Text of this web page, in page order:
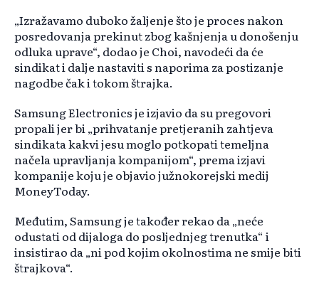
„Izražavamo duboko žaljenje što je proces nakon
posredovanja prekinut zbog kašnjenja u donošenju
odluka uprave“, dodao je Choi, navodeći da će
sindikat i dalje nastaviti s naporima za postizanje
nagodbe čak i tokom štrajka.
Samsung Electronics je izjavio da su pregovori
propali jer bi „prihvatanje pretjeranih zahtjeva
sindikata kakvi jesu moglo potkopati temeljna
načela upravljanja kompanijom“, prema izjavi
kompanije koju je objavio južnokorejski medij
MoneyToday.
Međutim, Samsung je također rekao da „neće
odustati od dijaloga do posljednjeg trenutka“ i
insistirao da „ni pod kojim okolnostima ne smije biti
štrajkova“.